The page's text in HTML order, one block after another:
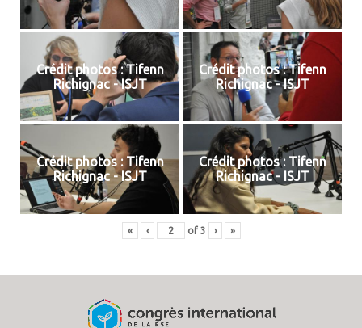
Crédit photos : Tifenn
Richignac - ISJT
Crédit photos : Tifenn
Richignac - ISJT
Crédit photos : Tifenn
Richignac - ISJT
Crédit photos : Tifenn
Richignac - ISJT
« ‹ of 3 › »